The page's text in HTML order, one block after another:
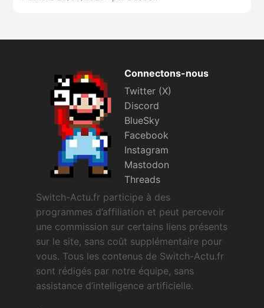
Connectons-nous
Twitter (X)
Discord
BlueSky
Facebook
Instagram
Mastodon
Threads
Switch-Actu.fr participe à des
programmes d’affiliation et peut percevoir
une commission sur certains liens présents
sur le site, sans coût supplémentaire pour
vous. Tous les contenus de Switch-Actu.fr
sont rédigés par notre équipe, sans
assistance d’intelligence artificielle.